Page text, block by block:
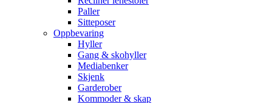
Paller
Sitteposer
Oppbevaring
Hyller
Gang & skohyller
Mediabenker
Skjenk
Garderober
Kommoder & skap